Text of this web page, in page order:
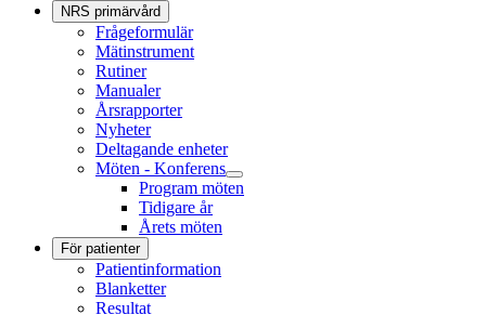
NRS primärvård
Frågeformulär
Mätinstrument
Rutiner
Manualer
Årsrapporter
Nyheter
Deltagande enheter
Möten - Konferens
Program möten
Tidigare år
Årets möten
För patienter
Patientinformation
Blanketter
Resultat